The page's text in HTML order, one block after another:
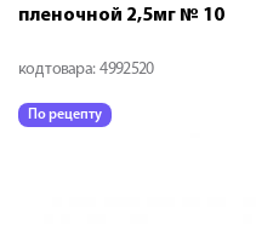
пленочной 2,5мг № 10
код товара: 4992520
По рецепту